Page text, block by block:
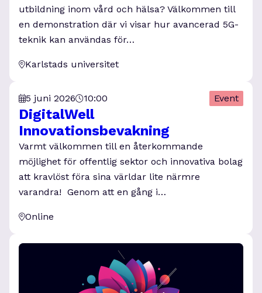
utbildning inom vård och hälsa? Välkommen till
en demonstration där vi visar hur avancerad 5G-
teknik kan användas för…
Karlstads universitet
5 juni 2026 10:00 Event
DigitalWell
Innovationsbevakning
Varmt välkommen till en återkommande
möjlighet för offentlig sektor och innovativa bolag
att kravlöst föra sina världar lite närmre
varandra! Genom att en gång i…
Online